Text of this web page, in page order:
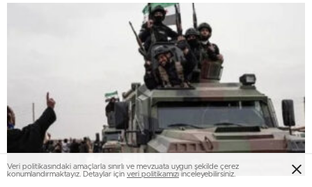
Veri politikasındaki amaçlarla sınırlı ve mevzuata uygun şekilde çerez
konumlandırmaktayız. Detaylar için veri politikamızı inceleyebilirsiniz.